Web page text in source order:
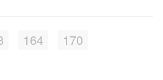
164 170